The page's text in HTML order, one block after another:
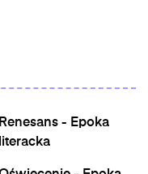
Renesans - Epoka
literacka